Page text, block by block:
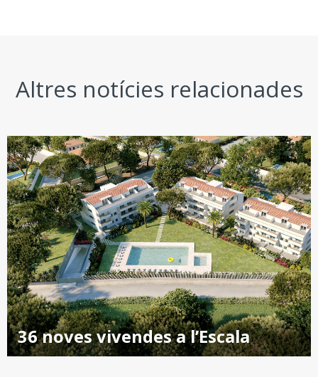
Altres notícies relacionades
36 noves vivendes a l’Escala